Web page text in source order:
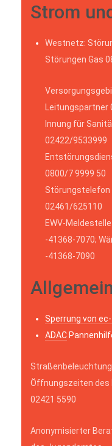
Strom
Westnetz:
Störungen Gas
Leitungspartner
Innung für
02422/9533999
0800/7 9999 50
Störungstelefon
02461/625110
EWV-
-41368-7070;
-41368-7090
Sperrung von
ADAC
Öffnungszeiten des
02421 5590
Anonymisierter